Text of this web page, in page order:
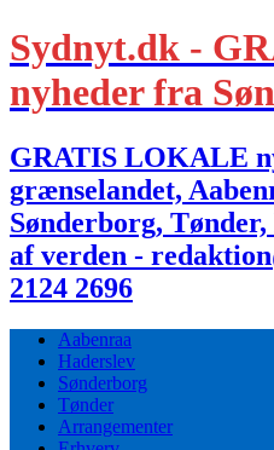
Sydnyt.dk -
nyheder fra
GRATIS LOKALE
grænselandet,
Sønderborg,
af verden -
2124 2696
Aabenraa
Haderslev
Sønderborg
Tønder
Arrangementer